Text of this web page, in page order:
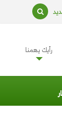
رأيك يهمنا